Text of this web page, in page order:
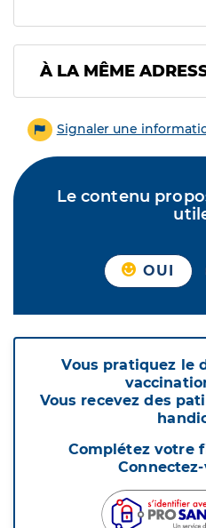
À LA MÊME
Signaler une
Le contenu
OUI
Vous pratiquez le
Vous recevez des
Complétez votre